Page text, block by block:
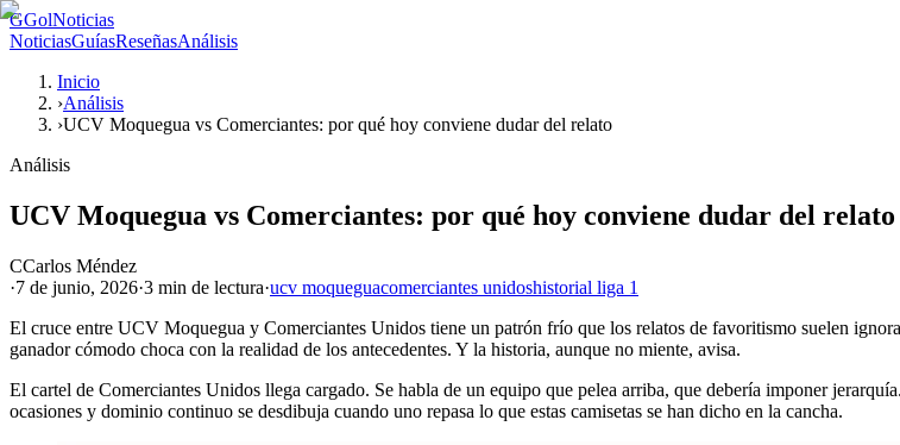
GGolNoticias
NoticiasGuíasReseñasAnálisis
Inicio
›Análisis
›UCV Moquegua vs Comerciantes: por qué hoy conviene dudar del relato
Análisis
UCV Moquegua vs Comerciantes: por qué hoy conviene dudar del relato
CCarlos Méndez
·7 de junio, 2026·3 min de lectura·ucv moqueguacomerciantes unidoshistorial liga 1
El cruce entre UCV Moquegua y Comerciantes Unidos tiene un patrón frío que los relatos de favoritismo suelen
ganador cómodo choca con la realidad de los antecedentes. Y la historia, aunque no miente, avisa.
El cartel de Comerciantes Unidos llega cargado. Se habla de un equipo que pelea arriba, que debería imponer
ocasiones y dominio continuo se desdibuja cuando uno repasa lo que estas camisetas se han dicho en la cancha.